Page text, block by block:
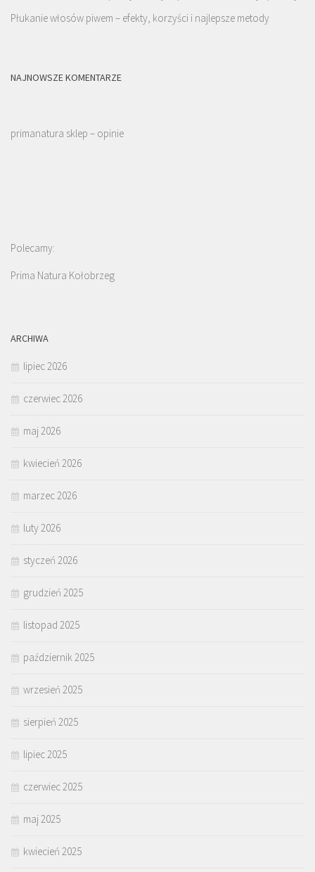
Płukanie włosów piwem – efekty, korzyści i najlepsze metody
NAJNOWSZE KOMENTARZE
primanatura sklep – opinie
Polecamy:
Prima Natura Kołobrzeg
ARCHIWA
lipiec 2026
czerwiec 2026
maj 2026
kwiecień 2026
marzec 2026
luty 2026
styczeń 2026
grudzień 2025
listopad 2025
październik 2025
wrzesień 2025
sierpień 2025
lipiec 2025
czerwiec 2025
maj 2025
kwiecień 2025